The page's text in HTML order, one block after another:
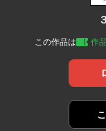
この作品は 作